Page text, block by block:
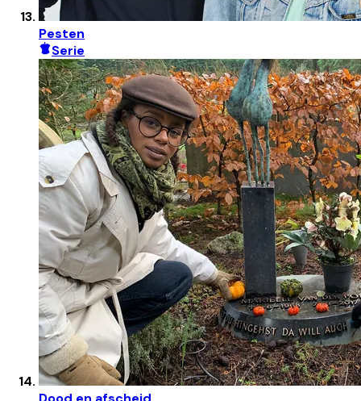
Pesten
Serie